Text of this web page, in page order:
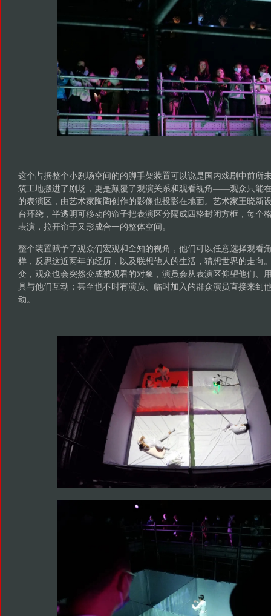
这个占据整个小剧场空间的的脚手架装置可以说是国内戏剧中前所
筑工地搬进了剧场，更是颠覆了观演关系和观看视角——观众只能
的表演区，由艺术家陶陶创作的影像也投影在地面。艺术家王晓新
台环绕，半透明可移动的帘子把表演区分隔成四格封闭方框，每个
表演，拉开帘子又形成合一的整体空间。
整个装置赋予了观众们宏观和全知的视角，他们可以任意选择观看
样，反思这近两年的经历，以及联想他人的生活，猜想世界的走向
变，观众也会突然变成被观看的对象，演员会从表演区仰望他们、
具与他们互动；甚至也不时有演员、临时加入的群众演员直接来到
动。